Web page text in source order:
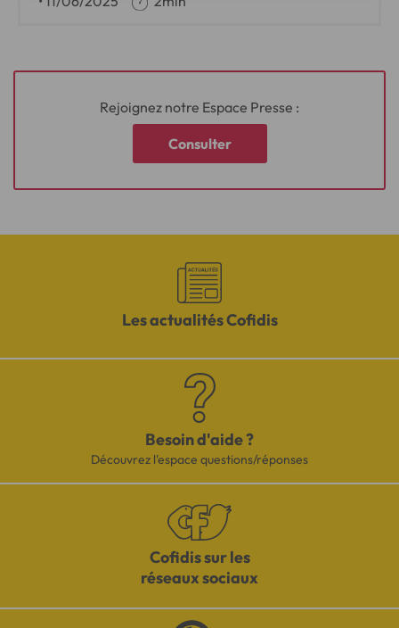
Rejoignez notre Espace Presse :
Consulter
Les actualités Cofidis
Besoin d'aide ?
Découvrez l'espace questions/réponses
Cofidis sur les
réseaux sociaux